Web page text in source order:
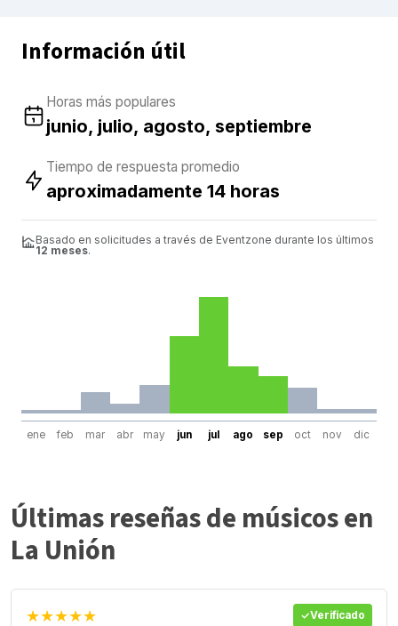
Información útil
Horas más populares
junio, julio, agosto, septiembre
Tiempo de respuesta promedio
aproximadamente 14 horas
Basado en solicitudes a través de Eventzone durante los últimos
12 meses.
ene feb mar abr may jun jul ago sep oct nov dic
Últimas reseñas de músicos en
La Unión
★★★★★ Verificado